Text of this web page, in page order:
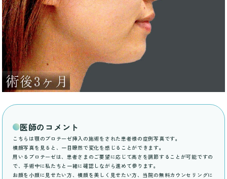
医師のコメント
こちらは顎のプロテーゼ挿入の施術をされた患者様の症例写真です。
横顔写真を見ると、一目瞭然で変化を感じることができます。
用いるプロテーゼは、患者さまのご要望に応じて高さを調節することが可能ですの
で、手術中に私たちと一緒に確認しながら進めて参ります。
お顔を小顔に見せたい方、横顔を美しく見せたい方、当院の無料カウンセリングに